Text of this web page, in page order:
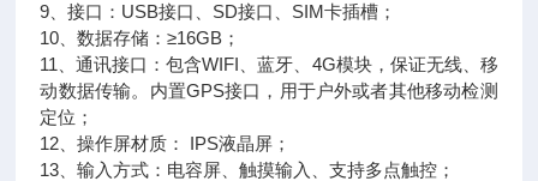
9、接口：USB接口、SD接口、SIM卡插槽；
10、数据存储：≥16GB；
11、通讯接口：包含WIFI、蓝牙、4G模块，保证无线、移
动数据传输。内置GPS接口，用于户外或者其他移动检测
定位；
12、操作屏材质： IPS液晶屏；
13、输入方式：电容屏、触摸输入、支持多点触控；